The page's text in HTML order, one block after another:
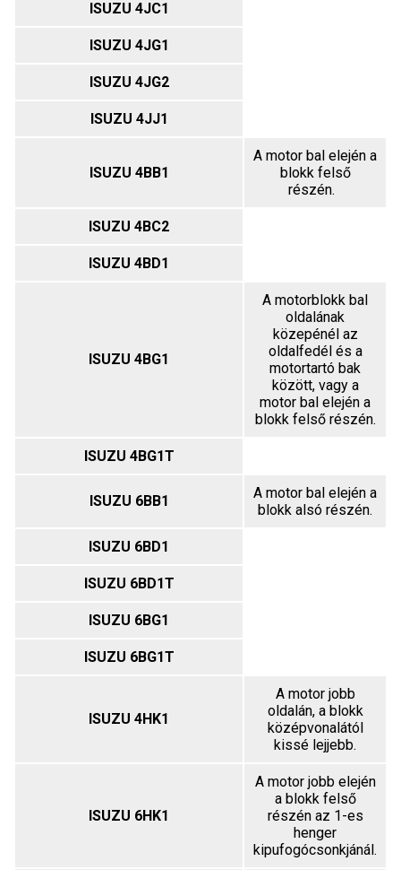
ISUZU 4JC1
ISUZU 4JG1
ISUZU 4JG2
ISUZU 4JJ1
ISUZU 4BB1
A motor bal elején a
blokk felső
részén.
ISUZU 4BC2
ISUZU 4BD1
ISUZU 4BG1
A motorblokk bal
oldalának
közepénél az
oldalfedél és a
motortartó bak
között, vagy a
motor bal elején a
blokk felső részén.
ISUZU 4BG1T
ISUZU 6BB1
A motor bal elején a
blokk alsó részén.
ISUZU 6BD1
ISUZU 6BD1T
ISUZU 6BG1
ISUZU 6BG1T
ISUZU 4HK1
A motor jobb
oldalán, a blokk
középvonalától
kissé lejjebb.
ISUZU 6HK1
A motor jobb elején
a blokk felső
részén az 1-es
henger
kipufogócsonkjánál.